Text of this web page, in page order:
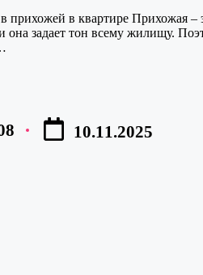
прихожей в квартире Прихожая –
она задает тон всему жилищу.
10.11.2025